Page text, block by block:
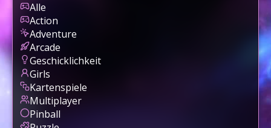
Alle
Action
Adventure
Arcade
Geschicklichkeit
Girls
Kartenspiele
Multiplayer
Pinball